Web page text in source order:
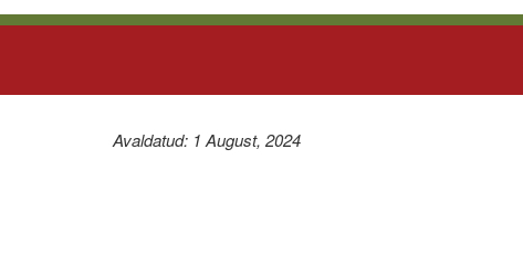
Avaldatud: 1 August, 2024